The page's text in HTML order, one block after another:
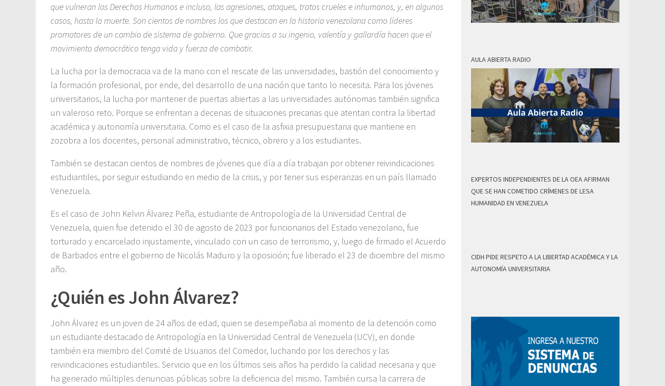
que vulneran los Derechos Humanos e incluso, las agresiones, ataques, tratos crueles e inhumanos, y, en algunos
casos, hasta la muerte. Son cientos de nombres los que destacan en la historia venezolana como líderes
promotores de un cambio de sistema de gobierno. Que gracias a su ingenio, valentía y gallardía hacen que el
movimiento democrático tenga vida y fuerza de combatir.
La lucha por la democracia va de la mano con el rescate de las universidades, bastión del conocimiento y
la formación profesional, por ende, del desarrollo de una nación que tanto lo necesita. Para los jóvenes
universitarios, la lucha por mantener de puertas abiertas a las universidades autónomas también significa
un valeroso reto. Porque se enfrentan a decenas de situaciones precarias que atentan contra la libertad
académica y autonomía universitaria. Como es el caso de la asfixia presupuestaria que mantiene en
zozobra a los docentes, personal administrativo, técnico, obrero y a los estudiantes.
También se destacan cientos de nombres de jóvenes que día a día trabajan por obtener reivindicaciones
estudiantiles, por seguir estudiando en medio de la crisis, y por tener sus esperanzas en un país llamado
Venezuela.
Es el caso de John Kelvin Álvarez Peña, estudiante de Antropología de la Universidad Central de
Venezuela, quien fue detenido el 30 de agosto de 2023 por funcionarios del Estado venezolano, fue
torturado y encarcelado injustamente, vinculado con un caso de terrorismo, y, luego de firmado el Acuerdo
de Barbados entre el gobierno de Nicolás Maduro y la oposición; fue liberado el 23 de diciembre del mismo
año.
¿Quién es John Álvarez?
John Álvarez es un joven de 24 años de edad, quien se desempeñaba al momento de la detención como
un estudiante destacado de Antropología en la Universidad Central de Venezuela (UCV), en donde
también era miembro del Comité de Usuarios del Comedor, luchando por los derechos y las
reivindicaciones estudiantiles. Servicio que en los últimos seis años ha perdido la calidad necesaria y que
ha generado múltiples denuncias públicas sobre la deficiencia del mismo. También cursa la carrera de
AULA ABIERTA RADIO
EXPERTOS INDEPENDIENTES DE LA OEA AFIRMAN
QUE SE HAN COMETIDO CRÍMENES DE LESA
HUMANIDAD EN VENEZUELA
CIDH PIDE RESPETO A LA LIBERTAD ACADÉMICA Y LA
AUTONOMÍA UNIVERSITARIA